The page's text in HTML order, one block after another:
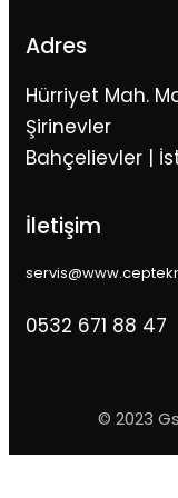
Adres
Hürriyet Mah.
Şirinevler
Bahçelievler |
İletişim
0532 671 88 47
© 2023